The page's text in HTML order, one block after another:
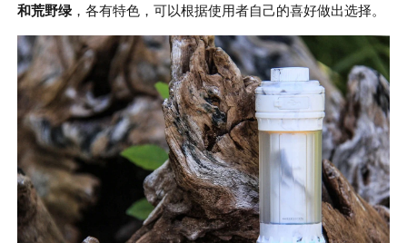
和荒野绿 ，各有特色，可以根据使用者自己的喜好做出选择。